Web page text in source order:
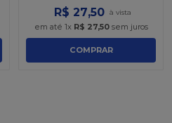
R$ 27,50
em até 1x R$ 27,50sem juros
COMPRAR